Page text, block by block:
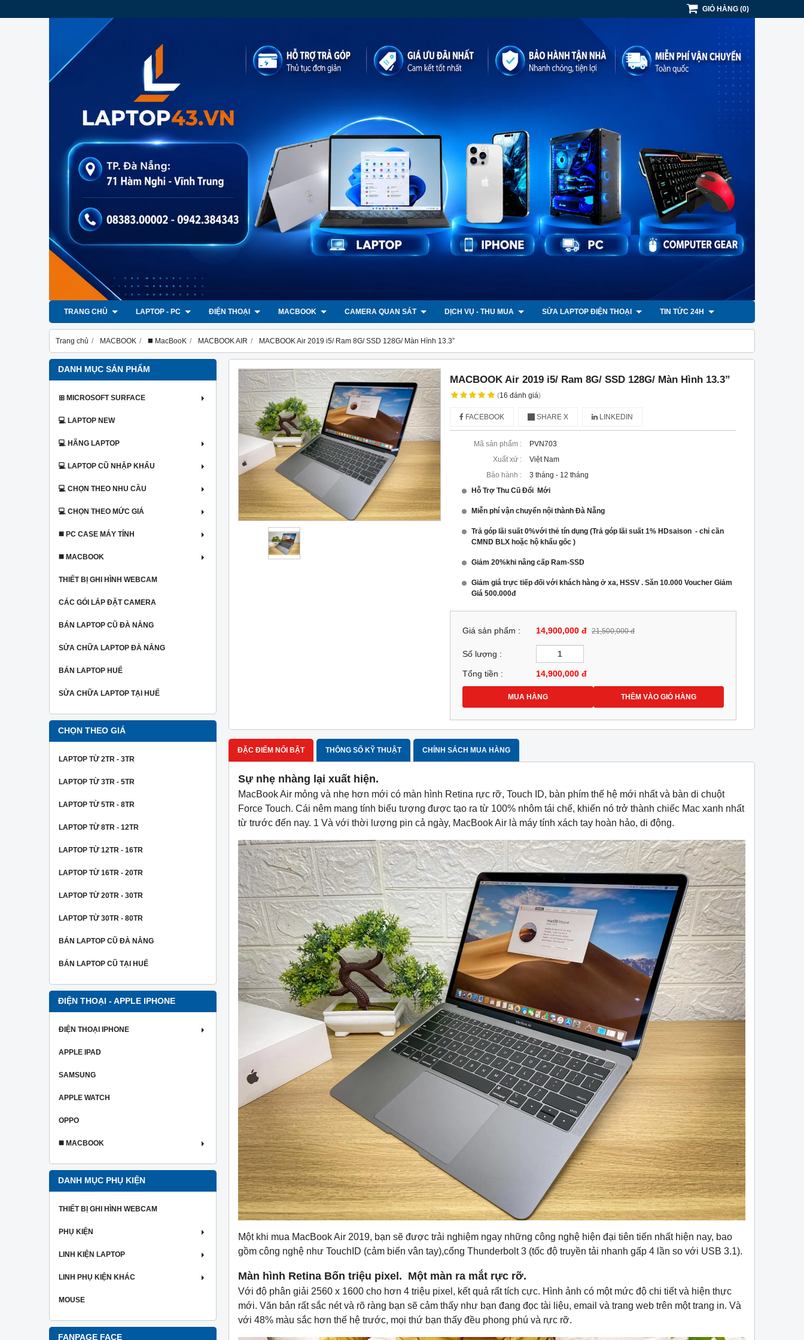
GIỎ HÀNG (0)
TRANG CHỦ LAPTOP - PC ĐIỆN THOẠI MACBOOK CAMERA QUAN SÁT DỊCH VỤ - THU MUA SỬA LAPTOP ĐIỆN THOẠI TIN TỨC 24H
Trang chủ MACBOOK ◼️ MacBooK MACBOOK AIR MACBOOK Air 2019 i5/ Ram 8G/ SSD 128G/ Màn Hình 13.3”
DANH MỤC SẢN PHẨM
⊞ MICROSOFT SURFACE
💻 LAPTOP NEW
💻 HÃNG LAPTOP
💻 LAPTOP CŨ NHẬP KHẨU
💻 CHỌN THEO NHU CẦU
💻 CHỌN THEO MỨC GIÁ
◼️ PC CASE MÁY TÍNH
◼️ MACBOOK
THIẾT BỊ GHI HÌNH WEBCAM
CÁC GÓI LẮP ĐẶT CAMERA
BÁN LAPTOP CŨ ĐÀ NẴNG
SỬA CHỮA LAPTOP ĐÀ NẴNG
BÁN LAPTOP HUẾ
SỬA CHỮA LAPTOP TẠI HUẾ
CHỌN THEO GIÁ
LAPTOP TỪ 2TR - 3TR
LAPTOP TỪ 3TR - 5TR
LAPTOP TỪ 5TR - 8TR
LAPTOP TỪ 8TR - 12TR
LAPTOP TỪ 12TR - 16TR
LAPTOP TỪ 16TR - 20TR
LAPTOP TỪ 20TR - 30TR
LAPTOP TỪ 30TR - 80TR
BÁN LAPTOP CŨ ĐÀ NẴNG
BÁN LAPTOP CŨ TẠI HUẾ
ĐIỆN THOẠI - APPLE IPHONE
ĐIỆN THOẠI IPHONE
APPLE IPAD
SAMSUNG
APPLE WATCH
OPPO
◼️ MACBOOK
DANH MỤC PHỤ KIỆN
THIẾT BỊ GHI HÌNH WEBCAM
PHỤ KIỆN
LINH KIỆN LAPTOP
LINH PHỤ KIỆN KHÁC
MOUSE
FANPAGE FACE
MACBOOK Air 2019 i5/ Ram 8G/ SSD 128G/ Màn Hình 13.3”
(16đánh giá)
FACEBOOK SHARE X LINKEDIN
Mã sản phẩm :
PVN703
Xuất xứ :
Việt Nam
Bảo hành :
3 tháng - 12 tháng
Hỗ Trợ Thu Cũ Đổi Mới
Miễn phí vận chuyển nội thành Đà Nẵng
Trả góp lãi suất 0%với thẻ tín dụng (Trả góp lãi suất 1% HDsaison - chỉ cần
CMND BLX hoặc hộ khẩu gốc )
Giảm 20%khi nâng cấp Ram-SSD
Giảm giá trực tiếp đối với khách hàng ở xa, HSSV . Săn 10.000 Voucher Giảm
Giá 500.000đ
Giá sản phẩm : 14,900,000 đ 21,500,000 đ
Số lượng :
Tổng tiền : 14,900,000 đ
MUA HÀNG THÊM VÀO GIỎ HÀNG
ĐẶC ĐIỂM NỔI BẬT THÔNG SỐ KỸ THUẬT CHÍNH SÁCH MUA HÀNG
Sự nhẹ nhàng lại xuất hiện.
MacBook Air mỏng và nhẹ hơn mới có màn hình Retina rực rỡ, Touch ID, bàn phím thế hệ mới nhất và bàn di chuột
Force Touch. Cái nêm mang tính biểu tượng được tạo ra từ 100% nhôm tái chế, khiến nó trở thành chiếc Mac xanh nhất
từ ​​trước đến nay. 1 Và với thời lượng pin cả ngày, MacBook Air là máy tính xách tay hoàn hảo, di động.
Một khi mua MacBook Air 2019, bạn sẽ được trải nghiệm ngay những công nghệ hiện đại tiên tiến nhất hiện nay, bao
gồm công nghệ như TouchID (cảm biến vân tay),cổng Thunderbolt 3 (tốc độ truyền tải nhanh gấp 4 lần so với USB 3.1).
Màn hình Retina Bốn triệu pixel. Một màn ra mắt rực rỡ.
Với độ phân giải 2560 x 1600 cho hơn 4 triệu pixel, kết quả rất tích cực. Hình ảnh có một mức độ chi tiết và hiện thực
mới. Văn bản rất sắc nét và rõ ràng bạn sẽ cảm thấy như bạn đang đọc tài liệu, email và trang web trên một trang in. Và
với 48% màu sắc hơn thế hệ trước, mọi thứ bạn thấy đều phong phú và rực rỡ.